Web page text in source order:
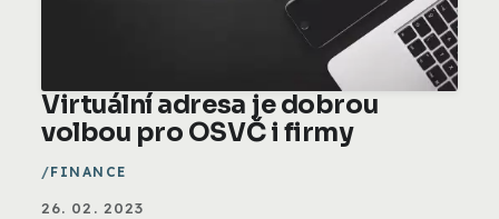
Virtuální adresa je dobrou
volbou pro OSVČ i firmy
FINANCE
26. 02. 2023